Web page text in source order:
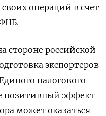
операций в счет
стороне российской
экспортеров
налогового
позитивный эффект
может оказаться